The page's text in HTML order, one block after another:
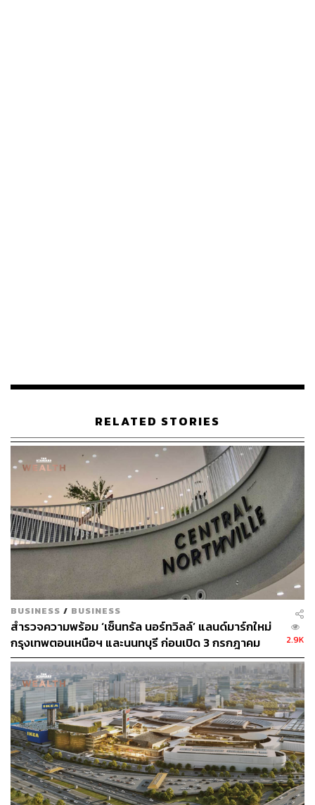
ข่าวที่เกี่ยวข้อง:
อัปเดตแผน CPN แปลงร่างที่ดินสกาลาเป็น ‘มิกซ์ยูส’ ม
าครบ ห้าง โรงแรม ออฟฟิศ เปิดปี 2567
ปกติไม่ใช่ ‘เจ้าบุญทุ่ม’ แต่รอบนี้ ‘แพ้’ ไม่ได้ เท่าไรก็ต้อง
จ่าย! อ่านเกม CPN ทำไมถึงทุ่มเงิน 25,583 ล้านบาท เข้
าฮุบ SF
CPN เปิดแผน 5 ปี ลงทุน 1.2 แสนล้านบาท เพิ่มศูนย์กา
รค้าและพัฒนามิกซ์ยูส ดันสัดส่วนรายได้โครงการมิกซ์
ยูสแตะ 30%
ที่ดินแปลงใหม่ห่างออกไปเพียง 500 เมตร
นักวิเคราะห์ตลาดอสังหาริมทรัพย์ประเมินโอกาสที่ CPN จะ
เช่าหรือไม่เช่าต่อที่ดินเซ็นทรัลลาดพร้าว ที่สัญญาเช่ากับการ
รถไฟแห่งประเทศไทย หรือ รฟท. จะสิ้นสุดลงในสิ้นปี 2571
หรือในอีก 6 ปีข้างหน้านี้ มีเท่าๆ กัน เพราะ CPN มีที่ดินแปลง
ใหม่บนถนนพหลโยธินที่ห่างออกไปเพียง 500 เมตร รอการ
พัฒนา District แห่งใหม่แบบมิกซ์ยูส ที่มีทั้งช้อปปิ้งเซ็นเตอร์
ออฟฟิศ โรงแรม และที่พักอาศัยในอนาคตอันใกล้นี้
RELATED STORIES
BUSINESS / BUSINESS
สำรวจความพร้อม ‘เซ็นทรัล นอร์ทวิลล์’ แลนด์มาร์กใหม่
กรุงเทพตอนเหนือฯ และนนทบุรี ก่อนเปิด 3 กรกฎาคม
2569 นี้
2.9K